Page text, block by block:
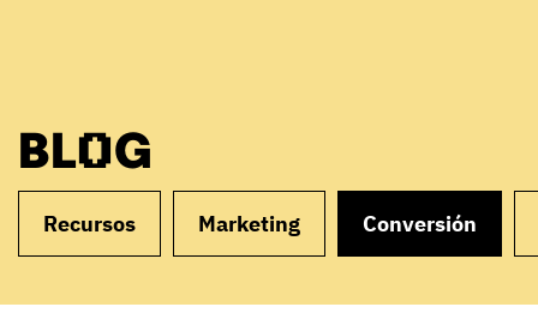
BLOG
Recursos Marketing Conversión